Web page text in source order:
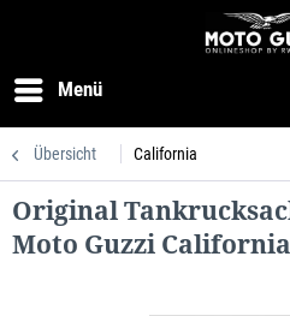
Menü
Übersicht California
Original
Moto Guzzi California